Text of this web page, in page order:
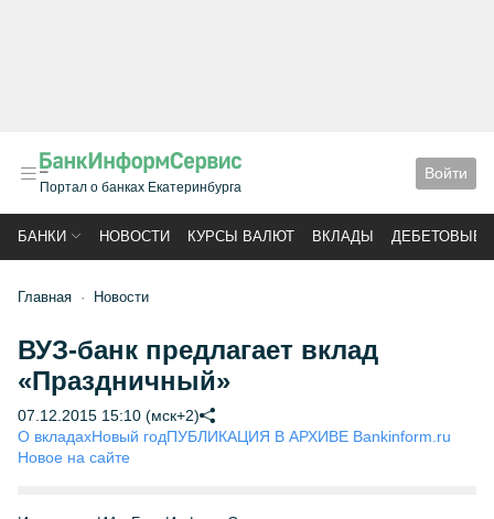
Портал о банках Екатеринбурга
Войти
БАНКИ НОВОСТИ КУРСЫ ВАЛЮТ ВКЛАДЫ ДЕБЕТОВЫЕ
Главная Новости
ВУЗ-банк предлагает вклад
«Праздничный»
07.12.2015 15:10 (мск+2)
О вкладахНовый годПУБЛИКАЦИЯ В АРХИВЕ Bankinform.ru
Новое на сайте